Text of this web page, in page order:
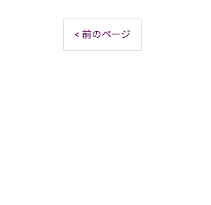
< 前のページ